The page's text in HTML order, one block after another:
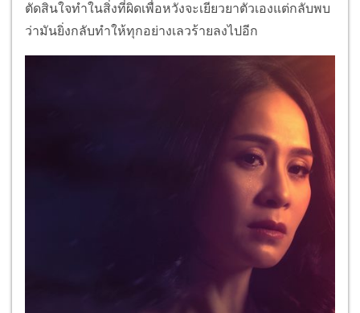
ตัดสินใจทำในสิ่งที่ผิดเพื่อหวังจะเยียวยาตัวเองแต่กลับพบ
ว่ามันยิ่งกลับทำให้ทุกอย่างเลวร้ายลงไปอีก